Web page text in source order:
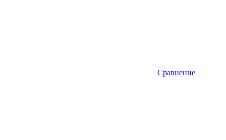
Сравнение